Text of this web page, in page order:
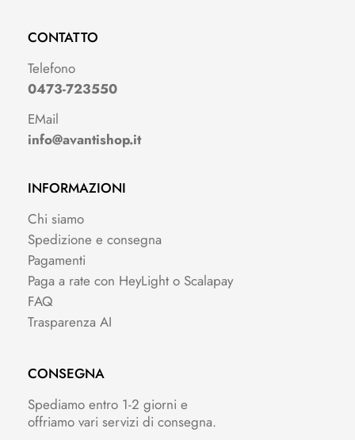
CONTATTO
Telefono
0473-723550
EMail
info@avantishop.it
INFORMAZIONI
Chi siamo
Spedizione e consegna
Pagamenti
Paga a rate con HeyLight o Scalapay
FAQ
Trasparenza AI
CONSEGNA
Spediamo entro 1-2 giorni e
offriamo vari servizi di consegna.